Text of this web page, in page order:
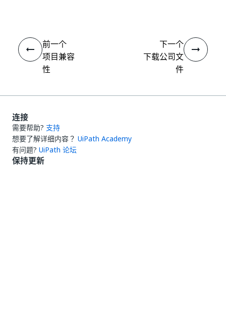
前一个
项目兼容
性
下一个
下载公司文
件
连接
需要帮助? 支持
想要了解详细内容？ UiPath Academy
有问题? UiPath 论坛
保持更新